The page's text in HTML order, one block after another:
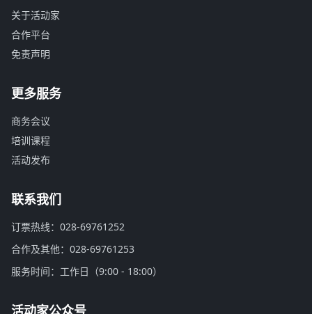
关于活动家
合作平台
免责声明
更多服务
商务会议
培训课程
活动发布
联系我们
订票热线：028-69761252
合作及其他：028-69761253
服务时间：工作日（9:00 - 18:00）